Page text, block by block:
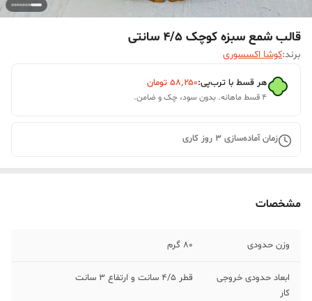
قالب شمع سبزه کوچک 4/5 سانتی
برند:کوشا اکسسوری
هر قسط با ترب‌پی:۵۸٬۲۵۰ تومان
۴ قسط ماهانه. بدون سود، چک و ضامن.
زمان آماده‌سازی 3 روز کاری
مشخصات
وزن حدودی 80 گرم
ابعاد حدودی خروجی
کار
قطر 4/5 سانت و ارتفاع 3 سانت